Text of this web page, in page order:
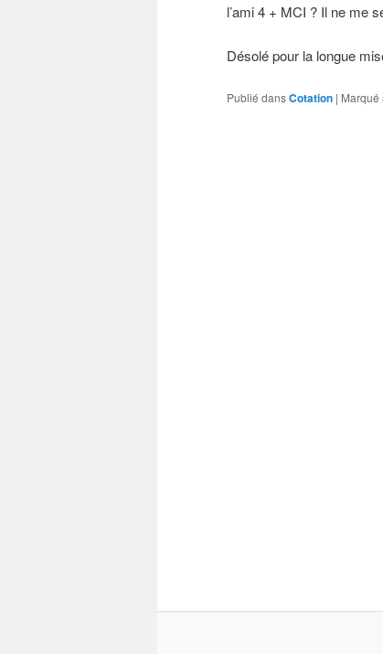
l’ami 4 + MCI ? Il ne me
Désolé pour la longue
Publié dansCotation | Marqué